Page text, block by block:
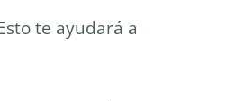
te ayudará a